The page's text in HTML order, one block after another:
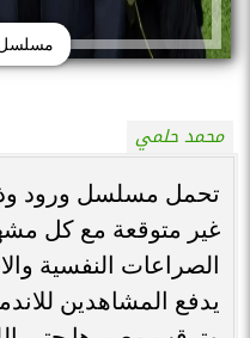
مسلسل
محمد حلمي
غير متوقعة مع كل
الصراعات النفسية
يدفع المشاهدين